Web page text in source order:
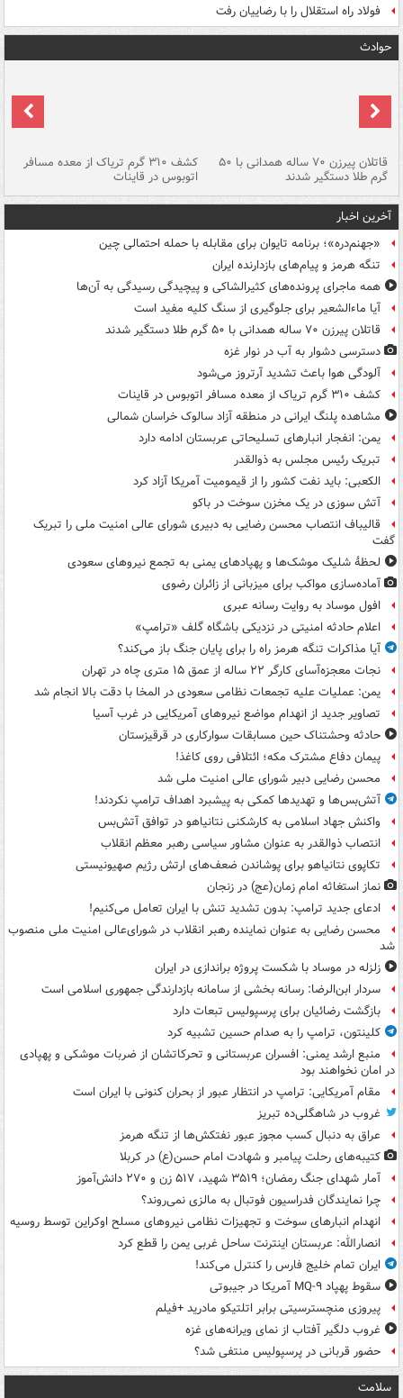
فولاد راه استقلال را با رضاییان رفت
حوادث
قاتلان پیرزن ۷۰ ساله همدانی با ۵۰
گرم طلا دستگیر شدند
کشف ۳۱۰ گرم تریاک از معده مسافر
اتوبوس در قاینات
آخرین اخبار
«جهنم‌دره»؛ برنامه تایوان برای مقابله با حمله احتمالی چین
تنگه هرمز و پیام‌های بازدارنده ایران
همه ماجرای پرونده‌های کثیرالشاکی و پیچیدگی رسیدگی به آن‌ها
آیا ماءالشعیر برای جلوگیری از سنگ کلیه مفید است
قاتلان پیرزن ۷۰ ساله همدانی با ۵۰ گرم طلا دستگیر شدند
دسترسی دشوار به آب در نوار غزه
آلودگی هوا باعث تشدید آرتروز می‌شود
کشف ۳۱۰ گرم تریاک از معده مسافر اتوبوس در قاینات
مشاهده پلنگ ایرانی در منطقه آزاد سالوک خراسان شمالی
یمن: انفجار انبارهای تسلیحاتی عربستان ادامه دارد
تبریک رئیس مجلس به ذوالقدر
الکعبی: باید نفت کشور را از قیمومیت آمریکا آزاد کرد
آتش سوزی در یک مخزن سوخت در باکو
قالیباف انتصاب محسن رضایی به دبیری شورای عالی امنیت ملی را تبریک
گفت
لحظۀ شلیک موشک‌ها و پهپادهای یمنی به تجمع نیروهای سعودی
آماده‌سازی مواکب برای میزبانی از زائران رضوی
افول موساد به روایت رسانه عبری
اعلام حادثه امنیتی در نزدیکی باشگاه گلف «ترامپ»
آیا مذاکرات تنگه هرمز راه را برای پایان جنگ باز می‌کند؟
نجات معجزه‌آسای کارگر ۲۲ ساله از عمق ۱۵ متری چاه در تهران
یمن: عملیات علیه تجمعات نظامی سعودی در المخا با دقت بالا انجام شد
تصاویر جدید از انهدام مواضع نیروهای آمریکایی در غرب آسیا
حادثه وحشتناک حین مسابقات سوارکاری در قرقیزستان
پیمان دفاع مشترک مکه؛ ائتلافی روی کاغذ!
محسن رضایی دبیر شورای عالی امنیت ملی شد
آتش‌بس‌ها و تهدیدها کمکی به پیشبرد اهداف ترامپ نکردند!
واکنش جهاد اسلامی به کارشکنی نتانیاهو در توافق آتش‌بس
انتصاب ذوالقدر به عنوان مشاور سیاسی رهبر معظم انقلاب
تکاپوی نتانیاهو برای پوشاندن ضعف‌های ارتش رژیم صهیونیستی
نماز استغاثه امام زمان(عج) در زنجان
ادعای جدید ترامپ: بدون تشدید تنش با ایران تعامل می‌کنیم!
محسن رضایی به عنوان نماینده رهبر انقلاب در شورای‌عالی امنیت ملی منصوب
شد
زلزله در موساد با شکست پروژه براندازی در ایران
سردار ابن‌الرضا: رسانه بخشی از سامانه بازدارندگی جمهوری اسلامی است
بازگشت رضائیان برای پرسپولیس تبعات دارد
کلینتون، ترامپ را به صدام حسین تشبیه کرد
منبع ارشد یمنی: افسران عربستانی و تحرکاتشان از ضربات موشکی و پهپادی
در امان نخواهند بود
مقام آمریکایی: ترامپ در انتظار عبور از بحران کنونی با ایران است
غروب در شاهگلی‌ده تبریز
عراق به دنبال کسب مجوز عبور نفتکش‌ها از تنگه هرمز
کتیبه‌های رحلت پیامبر و شهادت امام حسن(ع) در کربلا
آمار شهدای جنگ رمضان؛ ۳۵۱۹ شهید، ۵۱۷ زن و ۲۷۰ دانش‌آموز
چرا نمایندگان فدراسیون فوتبال به مالزی نمی‌روند؟
انهدام انبارهای سوخت و تجهیزات نظامی نیروهای مسلح اوکراین توسط روسیه
انصارالله: عربستان اینترنت ساحل غربی یمن را قطع کرد
ایران تمام خلیج فارس را کنترل می‌کند!
سقوط پهپاد MQ-۹ آمریکا در جیبوتی
پیروزی منچسترسیتی برابر اتلتیکو مادرید +فیلم
غروب دلگیر آفتاب از نمای ویرانه‌های غزه
حضور قربانی در پرسپولیس منتفی شد؟
سلامت